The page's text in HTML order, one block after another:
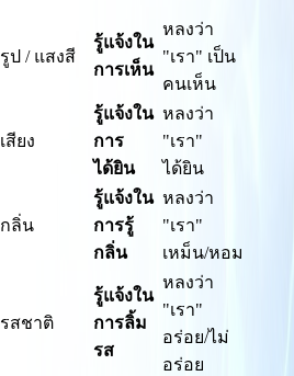
รูป / แสงสี
รู้แจ้งใน
การเห็น
หลงว่า
"เรา" เป็น
คนเห็น
เสียง
รู้แจ้งใน
การ
ได้ยิน
หลงว่า
"เรา"
ได้ยิน
กลิ่น
รู้แจ้งใน
การรู้
กลิ่น
หลงว่า
"เรา"
เหม็น/หอม
รสชาติ
รู้แจ้งใน
การลิ้ม
รส
หลงว่า
"เรา"
อร่อย/ไม่
อร่อย